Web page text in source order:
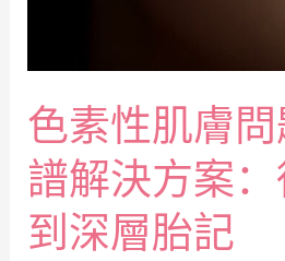
色素性肌膚
譜解決方案
到深層胎記